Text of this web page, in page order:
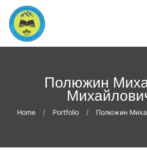
Полюжин
Home Portfolio Полюжин